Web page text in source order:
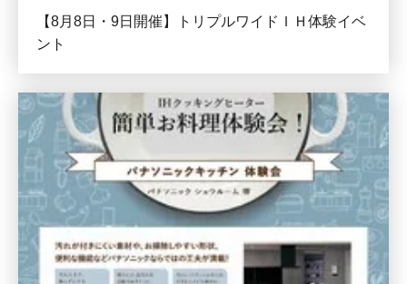
【8月8日・9日開催】トリプルワイドＩＨ体験イベ
ント